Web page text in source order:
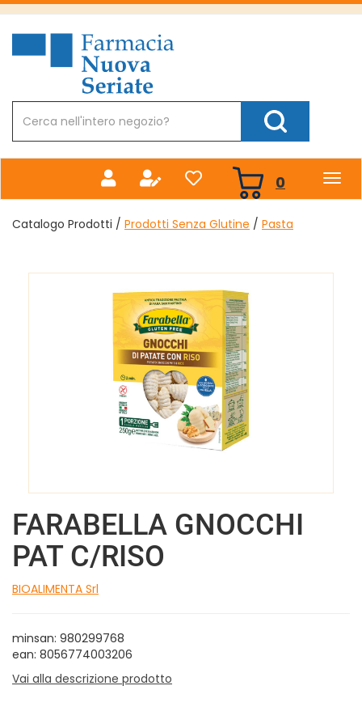
Passa
principale
Farmacia
Nuova
Prodotto
Cerca Prodotto
0 prodotti
inseriti
Catalogo Prodotti / Prodotti Senza Glutine / Pasta
FARABELLA GNOCCHI
PAT C/RISO
BIOALIMENTA Srl
minsan: 980299768
ean: 8056774003206
Vai alla descrizione prodotto